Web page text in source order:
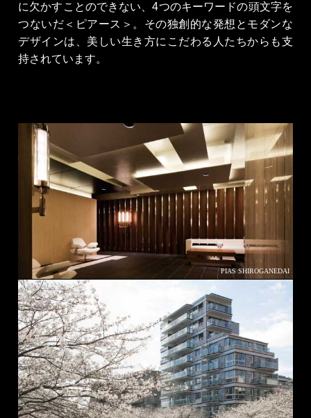
に欠かすことのできない、4つのキーワードの頭文字を
つないだ＜ピアース＞。 その独創的な発想とモダンな
デザインは、美しい生き方にこだわる人たちからも支
持されています。
PIAS SHIROGANEDAI